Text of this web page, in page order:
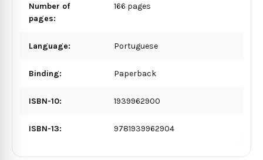
Number of
pages:
166 pages
Language: Portuguese
Binding: Paperback
ISBN-10: 1939962900
ISBN-13: 9781939962904